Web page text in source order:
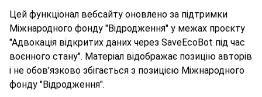
Цей функціонал вебсайту оновлено за підтримки
Міжнародного фонду "Відродження" у межах проєкту
"Адвокація відкритих даних через SaveEcoBot під час
воєнного стану". Матеріал відображає позицію авторів
і не обов'язково збігається з позицією Міжнародного
фонду "Відродження".